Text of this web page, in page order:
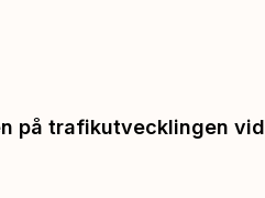
på trafikutvecklingen vid